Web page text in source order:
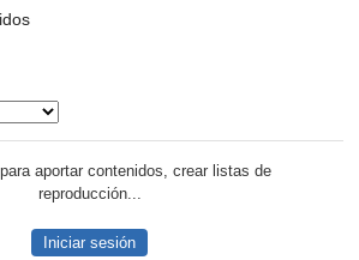
aportar contenidos, crear listas de
reproducción...
Iniciar sesión